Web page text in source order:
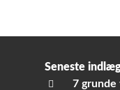
Seneste
7 grunde